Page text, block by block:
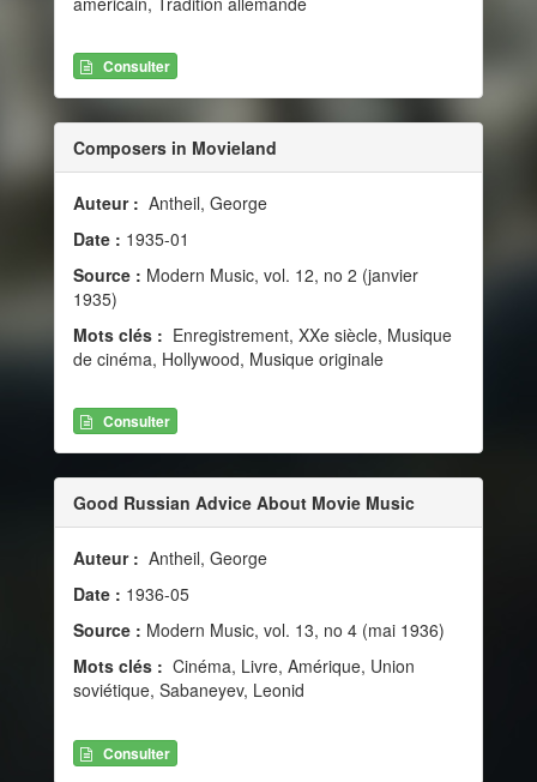
Consulter
Composers in Movieland
Auteur : Antheil, George
Date : 1935-01
Source : Modern Music, vol. 12, no 2 (janvier
1935)
Mots clés : Enregistrement, XXe siècle, Musique
de cinéma, Hollywood, Musique originale
Consulter
Good Russian Advice About Movie Music
Auteur : Antheil, George
Date : 1936-05
Source : Modern Music, vol. 13, no 4 (mai 1936)
Mots clés : Cinéma, Livre, Amérique, Union
soviétique, Sabaneyev, Leonid
Consulter